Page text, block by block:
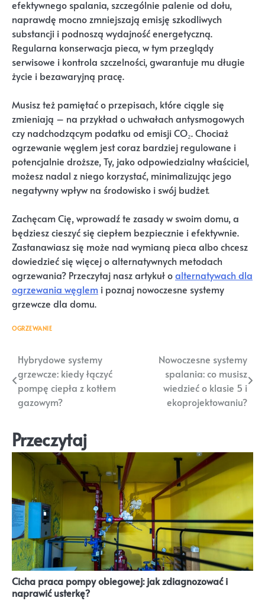
efektywnego spalania, szczególnie palenie od dołu,
naprawdę mocno zmniejszają emisję szkodliwych
substancji i podnoszą wydajność energetyczną.
Regularna konserwacja pieca, w tym przeglądy
serwisowe i kontrola szczelności, gwarantuje mu długie
życie i bezawaryjną pracę.
Musisz też pamiętać o przepisach, które ciągle się
zmieniają – na przykład o uchwałach antysmogowych
czy nadchodzącym podatku od emisji CO₂. Chociaż
ogrzewanie węglem jest coraz bardziej regulowane i
potencjalnie droższe, Ty, jako odpowiedzialny właściciel,
możesz nadal z niego korzystać, minimalizując jego
negatywny wpływ na środowisko i swój budżet.
Zachęcam Cię, wprowadź te zasady w swoim domu, a
będziesz cieszyć się ciepłem bezpiecznie i efektywnie.
Zastanawiasz się może nad wymianą pieca albo chcesz
dowiedzieć się więcej o alternatywnych metodach
ogrzewania? Przeczytaj nasz artykuł oalternatywach dla
ogrzewania węglem i poznaj nowoczesne systemy
grzewcze dla domu.
OGRZEWANIE
Nawigacja
wpisu
Hybrydowe systemy
grzewcze: kiedy łączyć
pompę ciepła z kotłem
gazowym?
Nowoczesne systemy
spalania: co musisz
wiedzieć o klasie 5 i
ekoprojektowaniu?
Przeczytaj
Cicha praca pompy obiegowej: jak zdiagnozować i
naprawić usterkę?